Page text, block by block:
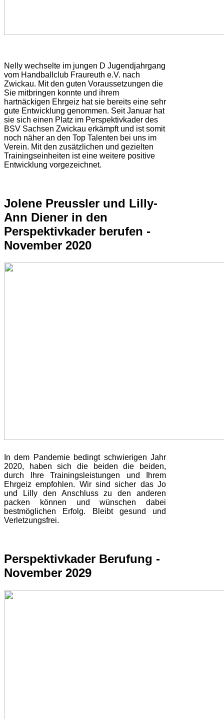
Nelly wechselte im jungen D Jugendjahrgang
vom Handballclub Fraureuth e.V. nach
Zwickau. Mit den guten Voraussetzungen die
Sie mitbringen konnte und ihrem
hartnäckigen Ehrgeiz hat sie bereits eine sehr
gute Entwicklung genommen. Seit Januar hat
sie sich einen Platz im Perspektivkader des
BSV Sachsen Zwickau erkämpft und ist somit
noch näher an den Top Talenten bei uns im
Verein. Mit den zusätzlichen und gezielten
Trainingseinheiten ist eine weitere positive
Entwicklung vorgezeichnet.
Jolene Preussler und Lilly-
Ann Diener in den
Perspektivkader berufen -
November 2020
In dem Pandemie bedingt schwierigen Jahr
2020, haben sich die beiden die beiden,
durch Ihre Trainingsleistungen und Ihrem
Ehrgeiz empfohlen. Wir sind sicher das Jo
und Lilly den Anschluss zu den anderen
packen können und wünschen dabei
bestmöglichen Erfolg. Bleibt gesund und
Verletzungsfrei.
Perspektivkader Berufung -
November 2029